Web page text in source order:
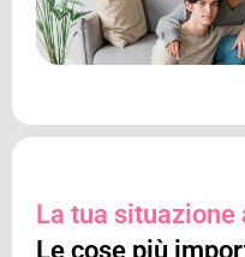
La tua
Le cose più